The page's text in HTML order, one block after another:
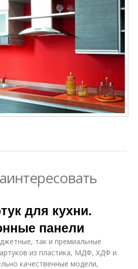
для кухни.
панели
так и премиальные
из пластика, МДФ, ХДФ и
качественные модели,